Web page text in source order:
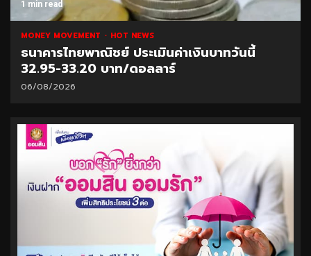
1 min read
MONEY MOVEMENT HOT NEWS
ธนาคารไทยพาณิชย์ ประเมินค่าเงินบาทวันนี้
32.95-33.20 บาท/ดอลลาร์
06/08/2026